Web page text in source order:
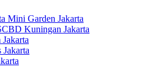
Mini Garden Jakarta
Kuningan Jakarta